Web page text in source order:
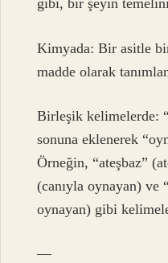
gibi, bir şeyin
Kimyada: Bir asitle
madde olarak
Birleşik kelimelerde:
sonuna eklenerek
Örneğin, “ateşbaz”
(canıyla oynayan) ve
oynayan) gibi
—